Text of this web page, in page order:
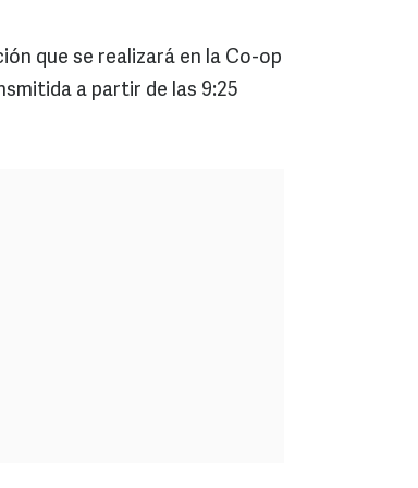
que se realizará en la Co-op
a partir de las 9:25